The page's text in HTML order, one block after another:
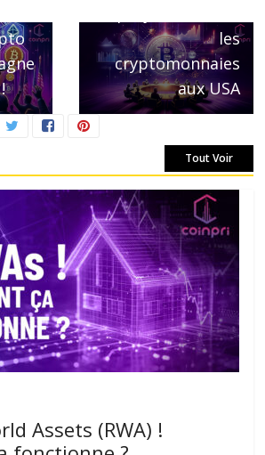
les
cryptomonnaies
aux USA
Tout Voir
Assets (RWA) !